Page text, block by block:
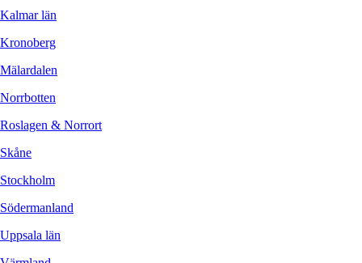
Kalmar län
Kronoberg
Mälardalen
Norrbotten
Roslagen & Norrort
Skåne
Stockholm
Södermanland
Uppsala län